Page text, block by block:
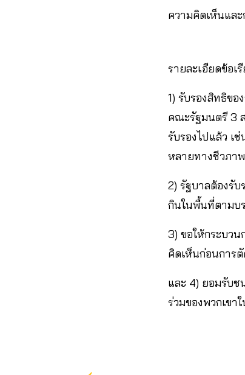
ความคิดเห็นแล
รายละเอียดข้อ
1) รับรองสิทธิข
คณะรัฐมนตรี 3
รับรองไปแล้ว เ
หลายทางชีวภา
2) รัฐบาลต้องรั
กินในพื้นที่ตามบ
3) ขอให้กระบว
คิดเห็นก่อนการ
และ 4) ยอมรับช
ร่วมของพวกเข